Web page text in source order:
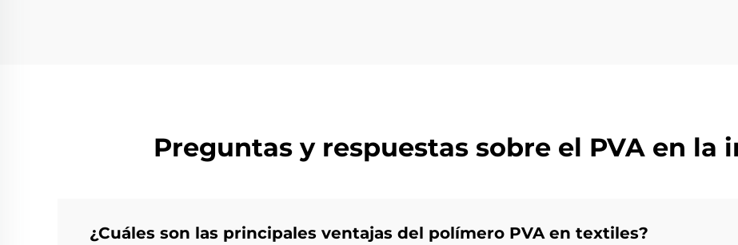
Preguntas y respuestas sobre el PVA en la
¿Cuáles son las principales ventajas del polímero PVA en textiles?